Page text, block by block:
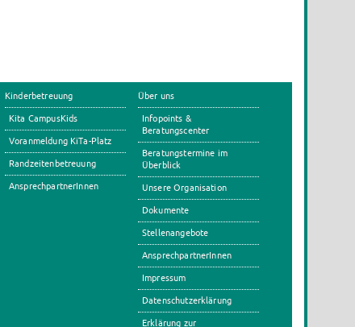
Kinderbetreuung
Kita CampusKids
Voranmeldung KiTa-Platz
Randzeitenbetreuung
AnsprechpartnerInnen
Über uns
Infopoints &
Beratungscenter
Beratungstermine im
Überblick
Unsere Organisation
Dokumente
Stellenangebote
AnsprechpartnerInnen
Impressum
Datenschutzerklärung
Erklärung zur